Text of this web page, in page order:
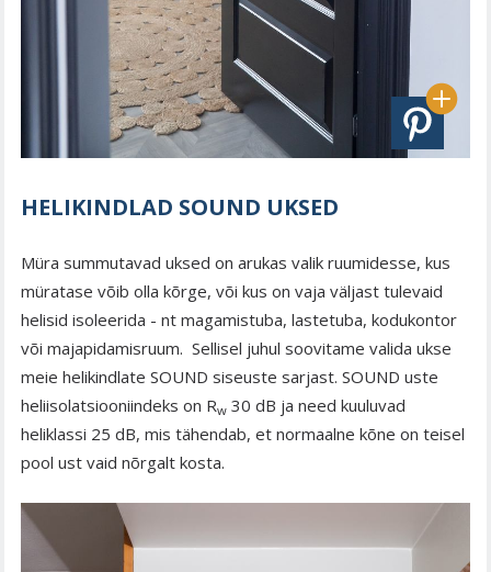
HELIKINDLAD SOUND UKSED
Müra summutavad uksed on arukas valik ruumidesse, kus
müratase võib olla kõrge, või kus on vaja väljast tulevaid
helisid isoleerida - nt magamistuba, lastetuba, kodukontor
või majapidamisruum. Sellisel juhul soovitame valida ukse
meie helikindlate SOUND siseuste sarjast. SOUND uste
heliisolatsiooniindeks on Rw 30 dB ja need kuuluvad
heliklassi 25 dB, mis tähendab, et normaalne kõne on teisel
pool ust vaid nõrgalt kosta.